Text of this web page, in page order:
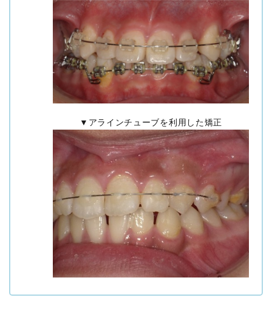
▼アラインチューブを利用した矯正